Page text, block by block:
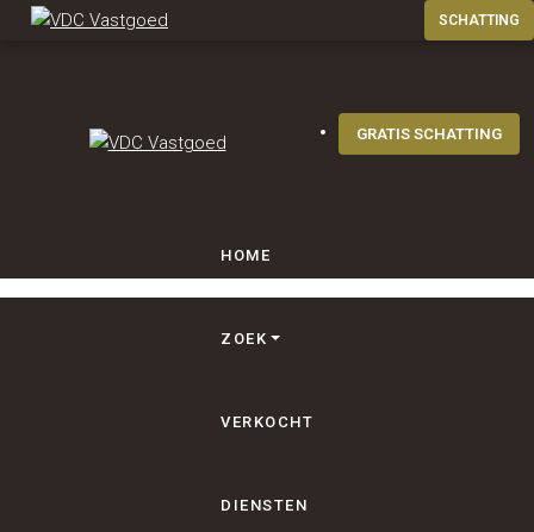
GRATIS SCHATTING
HOME
ZOEK
VERKOCHT
DIENSTEN